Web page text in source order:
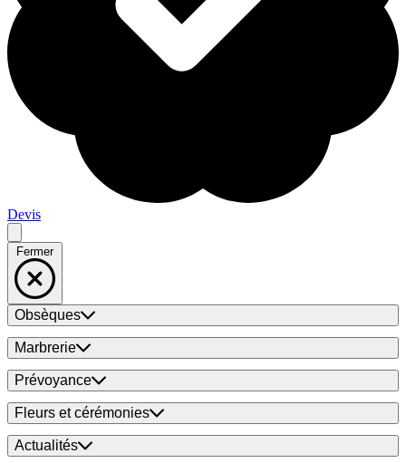
Devis
Fermer
Obsèques
Marbrerie
Prévoyance
Fleurs et cérémonies
Actualités